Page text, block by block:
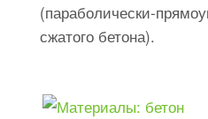
(параболически-
сжатого бетона).